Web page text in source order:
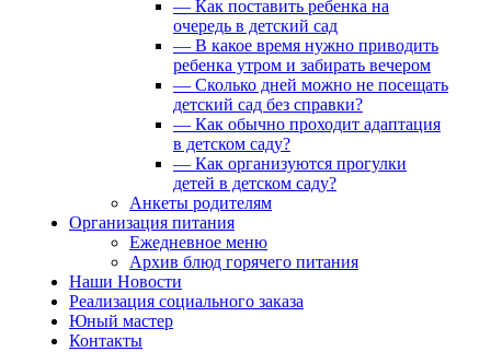
— Как поставить ребенка на
очередь в детский сад
— В какое время нужно приводить
ребенка утром и забирать вечером
— Сколько дней можно не посещать
детский сад без справки?
— Как обычно проходит адаптация
в детском саду?
— Как организуются прогулки
детей в детском саду?
Анкеты родителям
Организация питания
Ежедневное меню
Архив блюд горячего питания
Наши Новости
Реализация социального заказа
Юный мастер
Контакты